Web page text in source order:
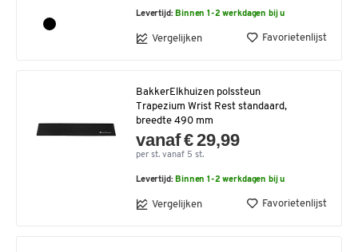
Levertijd: Binnen 1-2 werkdagen bij u
Vergelijken Favorietenlijst
BakkerElkhuizen polssteun
Trapezium Wrist Rest standaard,
breedte 490 mm
vanaf € 29,99
per st. vanaf 5 st.
Levertijd: Binnen 1-2 werkdagen bij u
Vergelijken Favorietenlijst